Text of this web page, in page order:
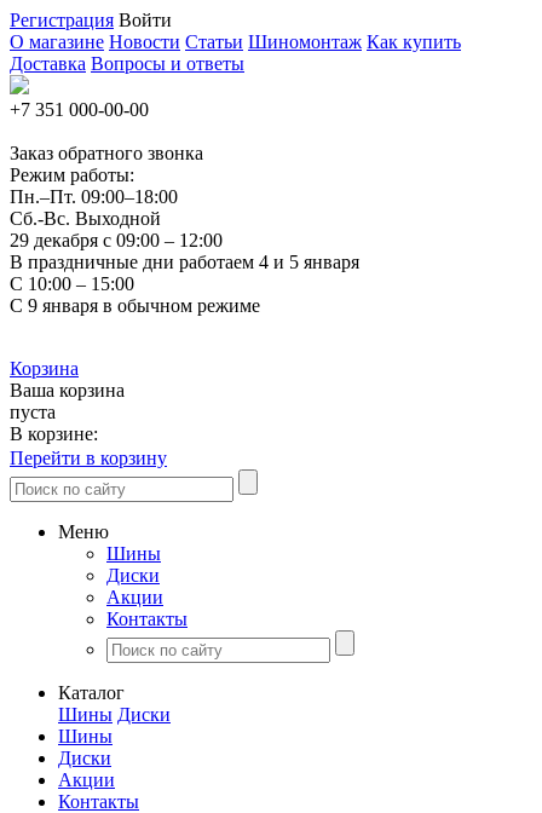
Регистрация Войти
О магазине Новости Статьи Шиномонтаж Как купить
Доставка Вопросы и ответы
+7 351 000-00-00
Заказ обратного звонка
Режим работы:
Пн.–Пт. 09:00–18:00
Сб.-Вс. Выходной
29 декабря с 09:00 – 12:00
В праздничные дни работаем 4 и 5 января
С 10:00 – 15:00
С 9 января в обычном режиме
Корзина
Ваша корзина
пуста
В корзине:
Перейти в корзину
Меню
Шины
Диски
Акции
Контакты
Каталог
Шины Диски
Шины
Диски
Акции
Контакты